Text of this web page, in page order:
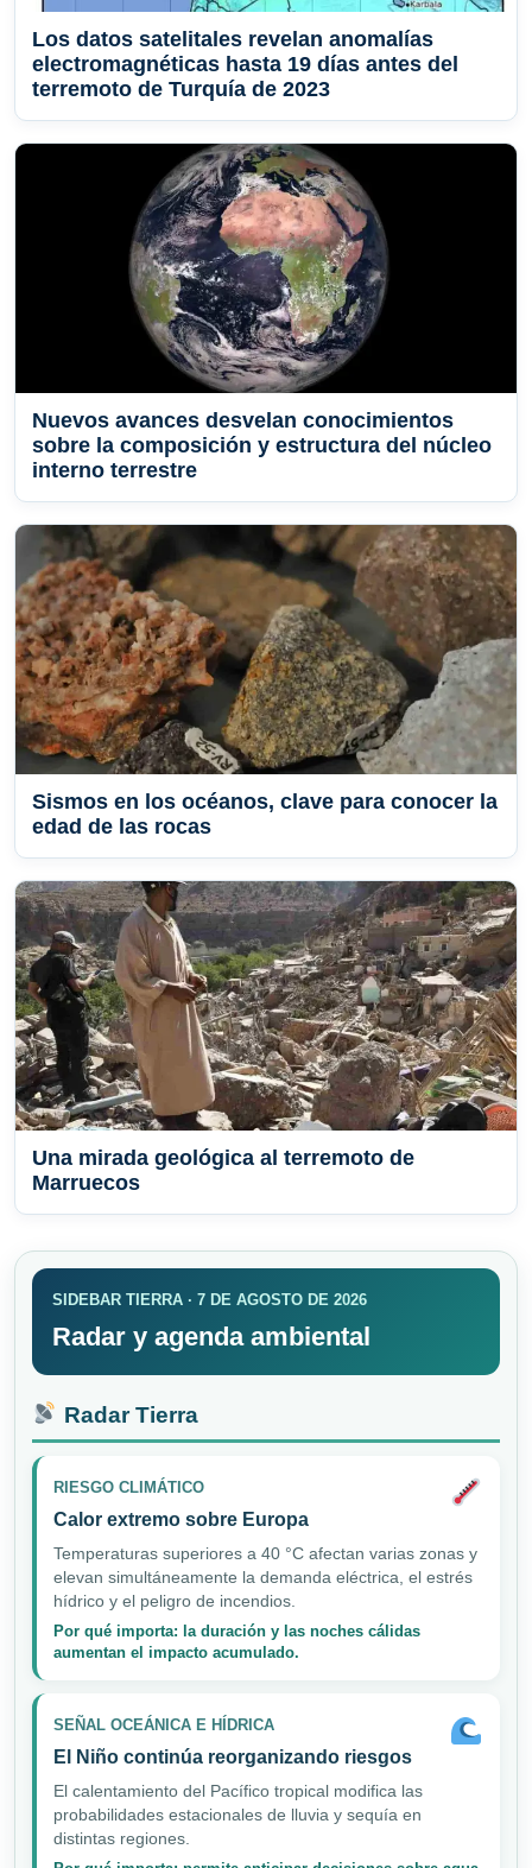
Los datos satelitales revelan anomalías
electromagnéticas hasta 19 días antes del
terremoto de Turquía de 2023
Nuevos avances desvelan conocimientos
sobre la composición y estructura del núcleo
interno terrestre
Sismos en los océanos, clave para conocer la
edad de las rocas
Una mirada geológica al terremoto de
Marruecos
SIDEBAR TIERRA · 7 DE AGOSTO DE 2026
Radar y agenda ambiental
Radar Tierra
RIESGO CLIMÁTICO
Calor extremo sobre Europa
Temperaturas superiores a 40 °C afectan varias zonas y
elevan simultáneamente la demanda eléctrica, el estrés
hídrico y el peligro de incendios.
Por qué importa: la duración y las noches cálidas
aumentan el impacto acumulado.
SEÑAL OCEÁNICA E HÍDRICA
El Niño continúa reorganizando riesgos
El calentamiento del Pacífico tropical modifica las
probabilidades estacionales de lluvia y sequía en
distintas regiones.